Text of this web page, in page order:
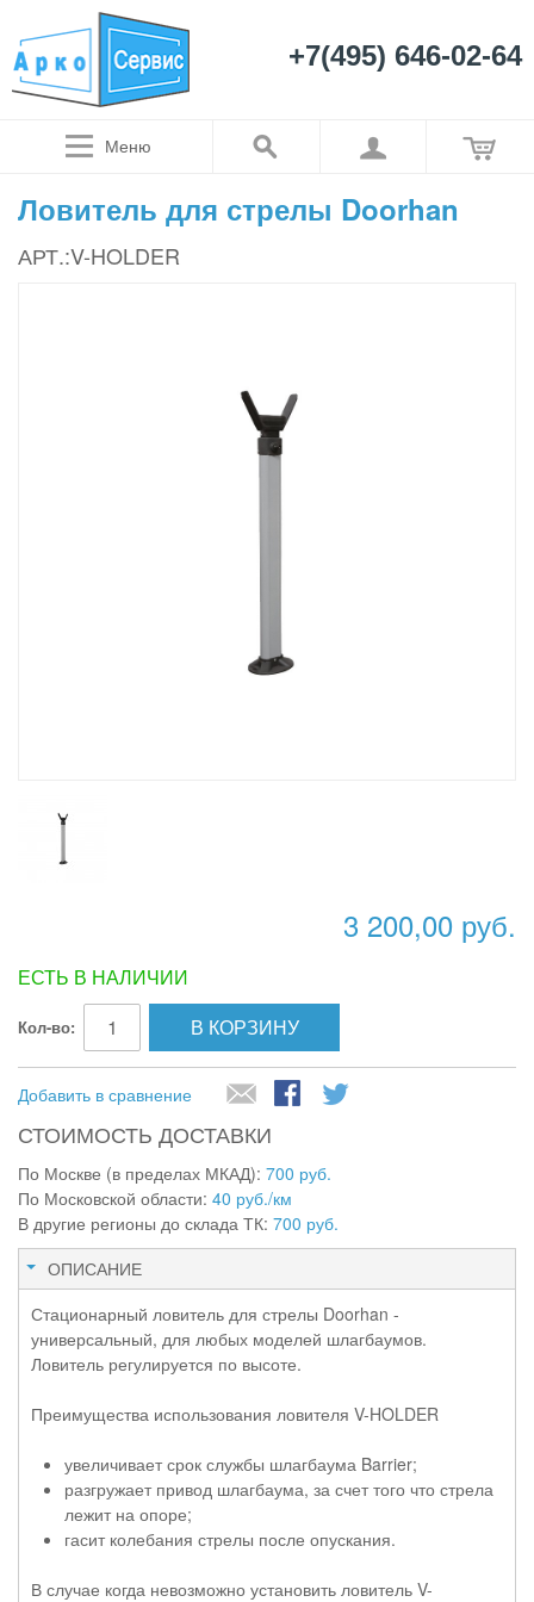
+7(495) 646-02-64
Меню
Ловитель для стрелы Doorhan
АРТ.:V-HOLDER
3 200,00 руб.
ЕСТЬ В НАЛИЧИИ
Кол-во: В КОРЗИНУ
Добавить в сравнение
СТОИМОСТЬ ДОСТАВКИ
По Москве (в пределах МКАД): 700 руб.
По Московской области: 40 руб./км
В другие регионы до склада ТК: 700 руб.
ОПИСАНИЕ
Стационарный ловитель для стрелы Doorhan -
универсальный, для любых моделей шлагбаумов.
Ловитель регулируется по высоте.
Преимущества использования ловителя V-HOLDER
увеличивает срок службы шлагбаума Barrier;
разгружает привод шлагбаума, за счет того что стрела
лежит на опоре;
гасит колебания стрелы после опускания.
В случае когда невозможно установить ловитель V-